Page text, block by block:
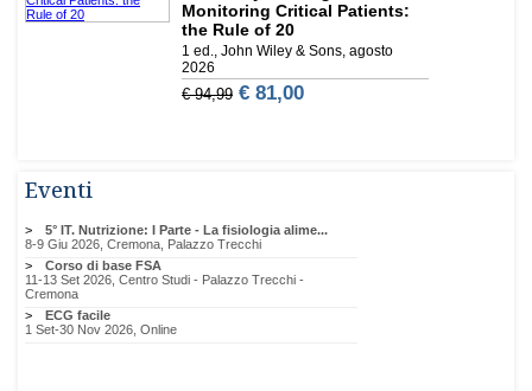
Eventi